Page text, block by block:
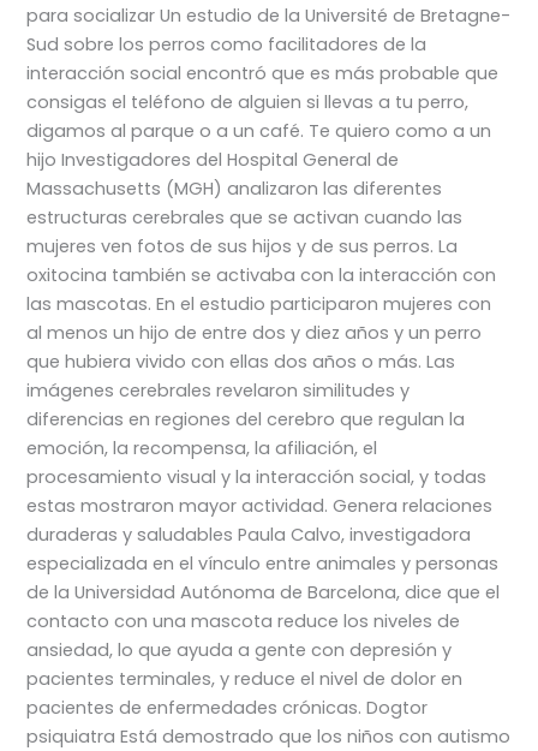
para socializar Un estudio de la Université de Bretagne-
Sud sobre los perros como facilitadores de la
interacción social encontró que es más probable que
consigas el teléfono de alguien si llevas a tu perro,
digamos al parque o a un café. Te quiero como a un
hijo Investigadores del Hospital General de
Massachusetts (MGH) analizaron las diferentes
estructuras cerebrales que se activan cuando las
mujeres ven fotos de sus hijos y de sus perros. La
oxitocina también se activaba con la interacción con
las mascotas. En el estudio participaron mujeres con
al menos un hijo de entre dos y diez años y un perro
que hubiera vivido con ellas dos años o más. Las
imágenes cerebrales revelaron similitudes y
diferencias en regiones del cerebro que regulan la
emoción, la recompensa, la afiliación, el
procesamiento visual y la interacción social, y todas
estas mostraron mayor actividad. Genera relaciones
duraderas y saludables Paula Calvo, investigadora
especializada en el vínculo entre animales y personas
de la Universidad Autónoma de Barcelona, dice que el
contacto con una mascota reduce los niveles de
ansiedad, lo que ayuda a gente con depresión y
pacientes terminales, y reduce el nivel de dolor en
pacientes de enfermedades crónicas. Dogtor
psiquiatra Está demostrado que los niños con autismo